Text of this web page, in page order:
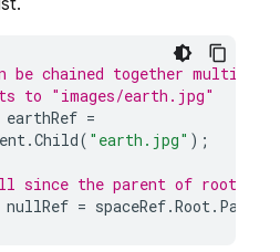
be chained together multiple
to "images/earth.jpg"
earthRef =
.Child( "earth.jpg" );
the parent of root is an
nullRef = spaceRef.Root. Parent